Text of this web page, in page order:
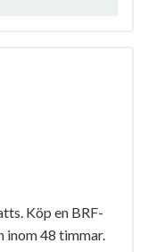
Köp en BRF-
inom 48 timmar.